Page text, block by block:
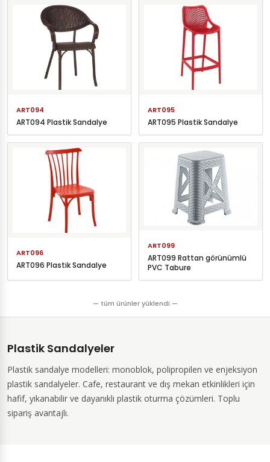
ART094
ART094 Plastik Sandalye
ART095
ART095 Plastik Sandalye
ART096
ART096 Plastik Sandalye
ART099
ART099 Rattan görünümlü
PVC Tabure
— tüm ürünler yüklendi —
Plastik Sandalyeler
Plastik sandalye modelleri: monoblok, polipropilen ve enjeksiyon
plastik sandalyeler. Cafe, restaurant ve dış mekan etkinlikleri için
hafif, yıkanabilir ve dayanıklı plastik oturma çözümleri. Toplu
sipariş avantajlı.